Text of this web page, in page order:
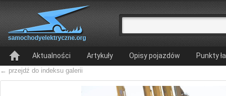
Aktualności Artykuły Opisy pojazdów Punkty
← przejdź do indeksu galerii